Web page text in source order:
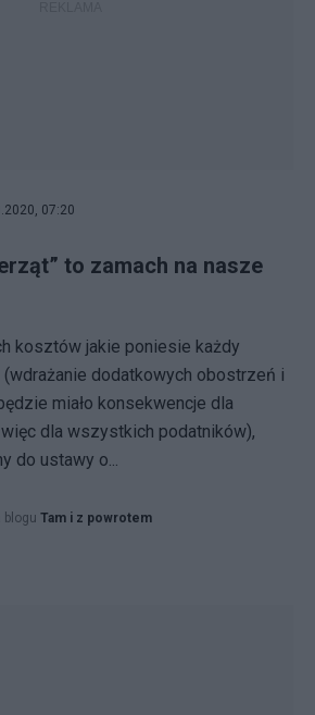
07:20
to zamach na nasze
kosztów jakie poniesie każdy
dodatkowych obostrzeń i
miało konsekwencje dla
dla wszystkich podatników),
do ustawy o...
blogu Tam i z powrotem